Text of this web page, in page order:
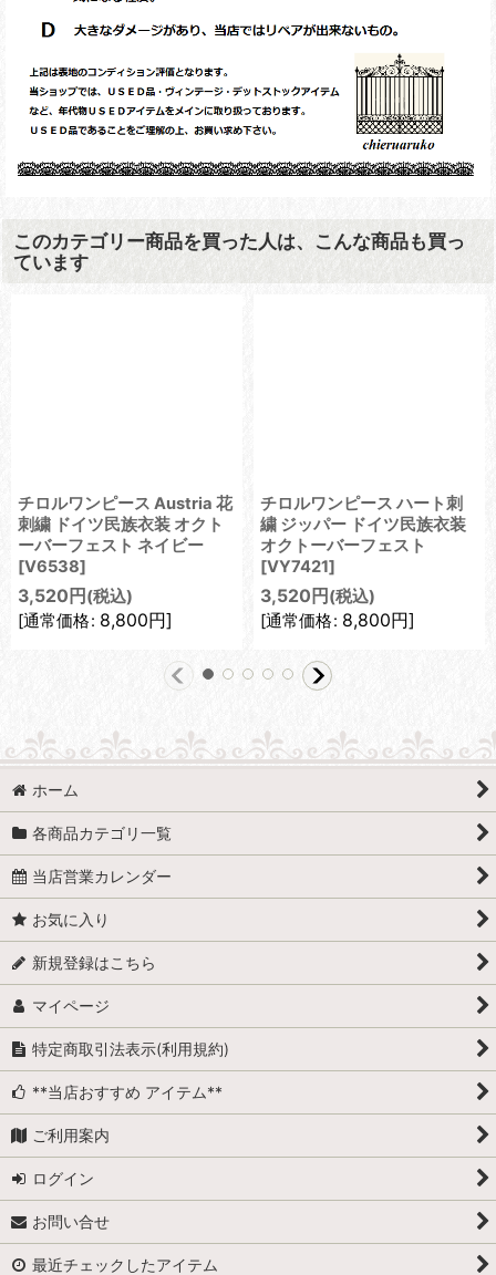
このカテゴリー商品を買った人は、こんな商品も買っ
ています
チロルワンピース Austria 花
刺繍 ドイツ民族衣装 オクト
ーバーフェスト ネイビー
[V6538]
3,520 円 (税込)
[通常価格: 8,800円]
チロルワンピース ハート刺
繍 ジッパー ドイツ民族衣装
オクトーバーフェスト
[VY7421]
3,520 円 (税込)
[通常価格: 8,800円]
ホーム
各商品カテゴリ一覧
当店営業カレンダー
お気に入り
新規登録はこちら
マイページ
特定商取引法表示(利用規約)
**当店おすすめ アイテム**
ご利用案内
ログイン
お問い合せ
最近チェックしたアイテム